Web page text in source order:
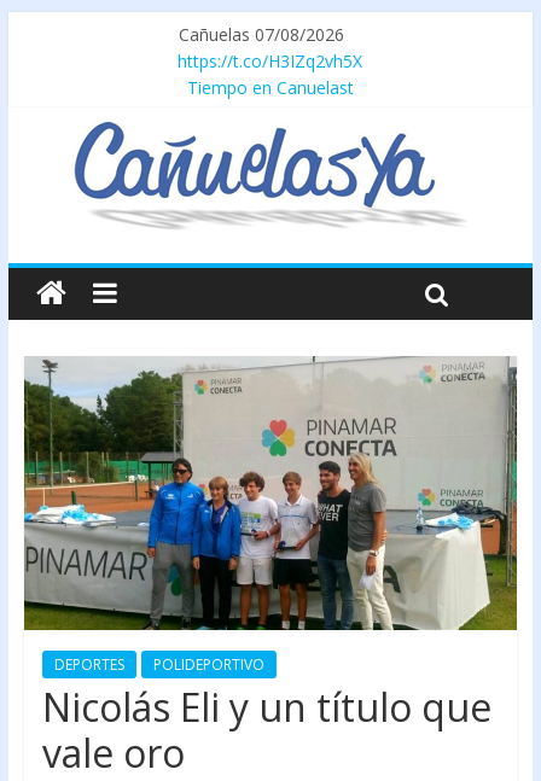
Cañuelas 07/08/2026
https://t.co/H3IZq2vh5X
Tiempo en Canuelast
DEPORTES POLIDEPORTIVO
Nicolás Eli y un título que
vale oro